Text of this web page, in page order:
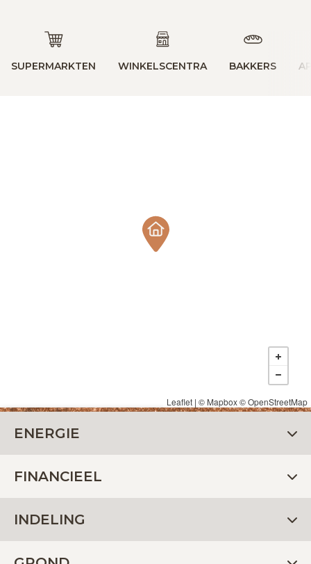
SUPERMARKTEN WINKELSCENTRA BAKKERS
Leaflet | © Mapbox©OpenStreetMap
ENERGIE
FINANCIEEL
INDELING